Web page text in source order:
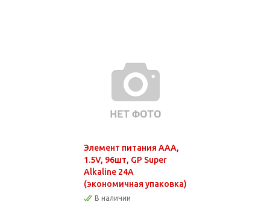
Элемент питания AAA,
1.5V, 96шт, GP Super
Alkaline 24A
(экономичная упаковка)
В наличии